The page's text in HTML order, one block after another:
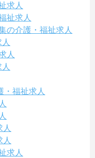
求人
祉求人
の介護・福祉求人
人
・福祉求人
求人